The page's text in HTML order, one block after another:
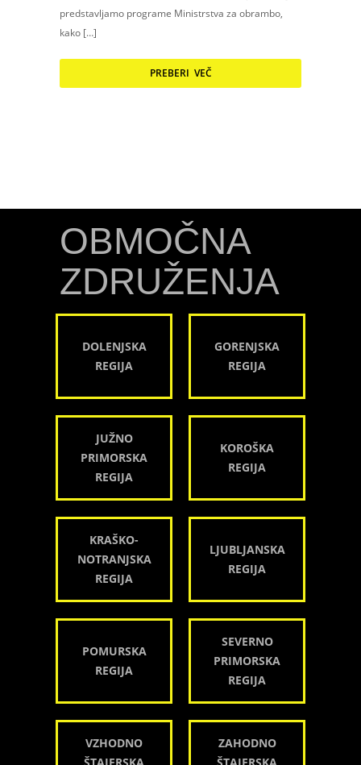
predstavljamo programe Ministrstva za obrambo,
kako […]
PREBERI VEČ
OBMOČNA
ZDRUŽENJA
DOLENJSKA
REGIJA
GORENJSKA
REGIJA
JUŽNO
PRIMORSKA
REGIJA
KOROŠKA
REGIJA
KRAŠKO-
NOTRANJSKA
REGIJA
LJUBLJANSKA
REGIJA
POMURSKA
REGIJA
SEVERNO
PRIMORSKA
REGIJA
VZHODNO
ŠTAJERSKA
ZAHODNO
ŠTAJERSKA